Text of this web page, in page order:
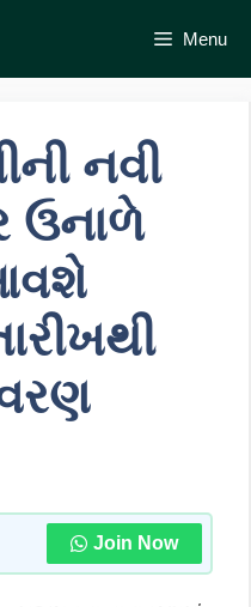
Menu
નવી
ઉનાળે
Join Now